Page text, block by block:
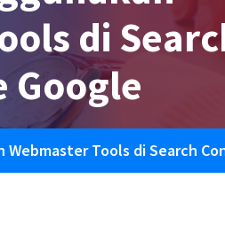
di
Google
Webmaster Tools di Search